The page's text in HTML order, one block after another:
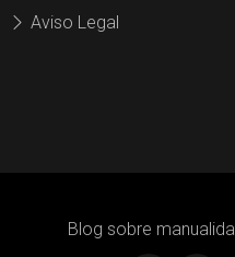
Aviso Legal
Blog sobre